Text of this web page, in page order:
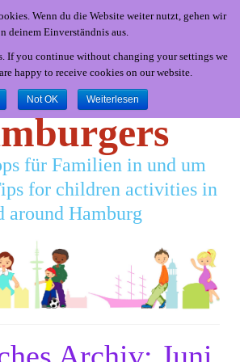
Little
für Familien in und um
for children activities in
around Hamburg
Wenn du die Website weiter nutzt, gehen wir
deinem Einverständnis aus.
If you continue without changing your settings we
happy to receive cookies on our website.
Not OK Weiterlesen